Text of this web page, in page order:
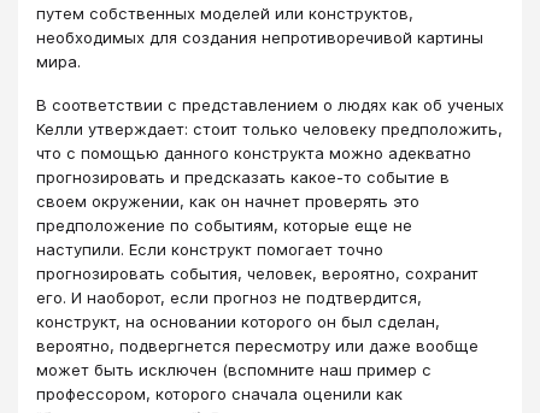
путем собственных моделей или конструктов,
необходимых для создания непротиворечивой картины
мира.
В соответствии с представлением о людях как об ученых
Келли утверждает: стоит только человеку предположить,
что с помощью данного конструкта можно адекватно
прогнозировать и предсказать какое-то событие в
своем окружении, как он начнет проверять это
предположение по событиям, которые еще не
наступили. Если конструкт помогает точно
прогнозировать события, человек, вероятно, сохранит
его. И наоборот, если прогноз не подтвердится,
конструкт, на основании которого он был сделан,
вероятно, подвергнется пересмотру или даже вообще
может быть исключен (вспомните наш пример с
профессором, которого сначала оценили как